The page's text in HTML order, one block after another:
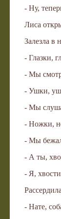
- Ну,
Лиса
Залезла в
- Глазки,
- Мы
- Ушки,
- Мы
- Ножки,
- Мы
- А ты,
- Я,
- Нате,